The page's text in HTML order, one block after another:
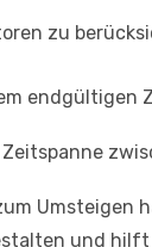
zu
endgültigen
Umsteigen
und